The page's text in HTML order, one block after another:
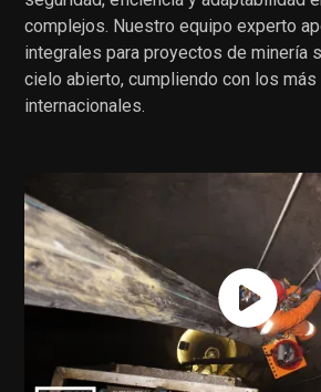
complejos. Nuestro equipo experto
integrales para proyectos de minería
cielo abierto, cumpliendo con los
internacionales.